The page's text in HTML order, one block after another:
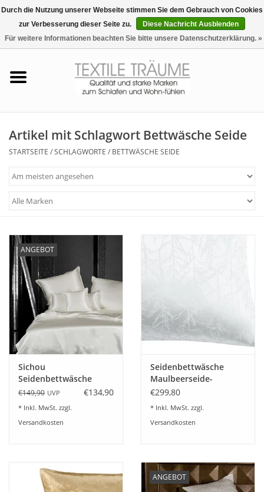
0 Artikel - €0,00
Tag & Nachtwäsche
Haus-Bademäntel
Plaids, Decken, Kissen
Mode & Accessoires
Edles aus Cashmere
Tisch & Küche
Kinder
Gutscheine
Artikel mit Schlagwort Bettwäsche Seide
STARTSEITE /SCHLAGWORTE / BETTWÄSCHE SEIDE
ANGEBOT
Sichou
Seidenbettwäsche
Satin white Uni 100%
€149,90 UVP €134,90
* Inkl. MwSt. zzgl.
Versandkosten
Seidenbettwäsche
Maulbeerseide-
Baumwolle TREES weiß
€299,80
* Inkl. MwSt. zzgl.
Versandkosten
ANGEBOT
Durch die Nutzung unserer Webseite stimmen Sie dem Gebrauch von Cookies
zur Verbesserung dieser Seite zu.
Diese Nachricht Ausblenden
Für weitere Informationen beachten Sie bitte unsere Datenschutzerklärung. »